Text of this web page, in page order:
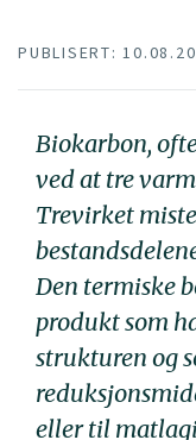
PUBLISERT:
Biokarbon,
ved at tre
Trevirket
Den termiske
produkt som
strukturen og
eller til